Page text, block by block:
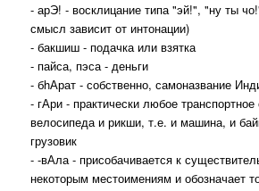
- арЭ! - восклицание типа "эй!", "ну ты
смысл зависит от интонации)
- бакшиш - подачка или взятка
- пайса, пэса - деньги
- бhАрат - собственно, самоназвание
- гАри - практически любое
велосипеда и рикши, т.е. и машина, и
грузовик
- -вАла - присобачивается к
некоторым местоимениям и обозначает